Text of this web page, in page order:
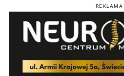
REKLAMA